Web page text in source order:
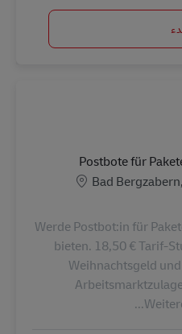
Postbote für
Bad
Werde Postbot:in für
bieten. 18,50 € Tarif-
Weihnachtsgeld